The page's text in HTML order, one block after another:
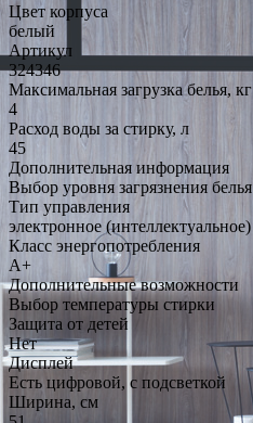
Цвет корпуса
белый
Артикул
324346
Максимальная загрузка белья, кг
4
Расход воды за стирку, л
45
Дополнительная информация
Выбор уровня загрязнения белья
Тип управления
электронное (интеллектуальное)
Класс энергопотребления
A+
Дополнительные возможности
Выбор температуры стирки
Защита от детей
Нет
Дисплей
Есть цифровой, с подсветкой
Ширина, см